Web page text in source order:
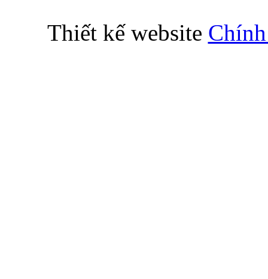
Thiết kế website